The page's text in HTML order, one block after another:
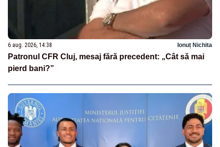
6 aug. 2026, 14:38 Ionuț Nichita
Patronul CFR Cluj, mesaj fără precedent: „Cât să mai
pierd bani?”